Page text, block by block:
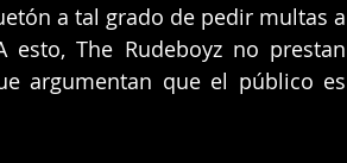
a tal grado de pedir multas a
The Rudeboyz no prestan
argumentan que el público es